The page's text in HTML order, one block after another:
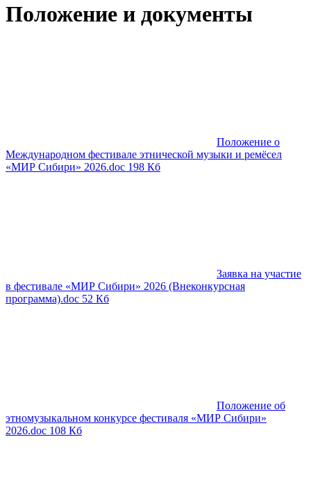
Положение и документы
Положение о
Международном фестивале этнической музыки и ремёсел
«МИР Сибири» 2026.doc 198 Кб
Заявка на участие
в фестивале «МИР Сибири» 2026 (Внеконкурсная
программа).doc 52 Кб
Положение об
этномузыкальном конкурсе фестиваля «МИР Сибири»
2026.doc 108 Кб